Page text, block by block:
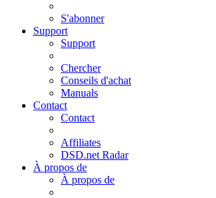
S'abonner
Support
Support
Chercher
Conseils d'achat
Manuals
Contact
Contact
Affiliates
DSD.net Radar
À propos de
À propos de